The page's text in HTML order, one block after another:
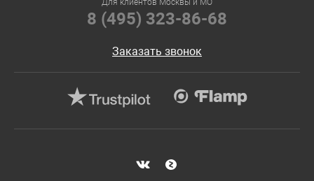
Для клиентов Москвы и МО
8 (495) 323-86-68
Заказать звонок